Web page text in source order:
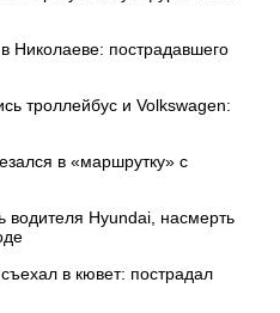
Николаеве: пострадавшего
троллейбус и Volkswagen:
в «маршрутку» с
водителя Hyundai, насмерть
в кювет: пострадал